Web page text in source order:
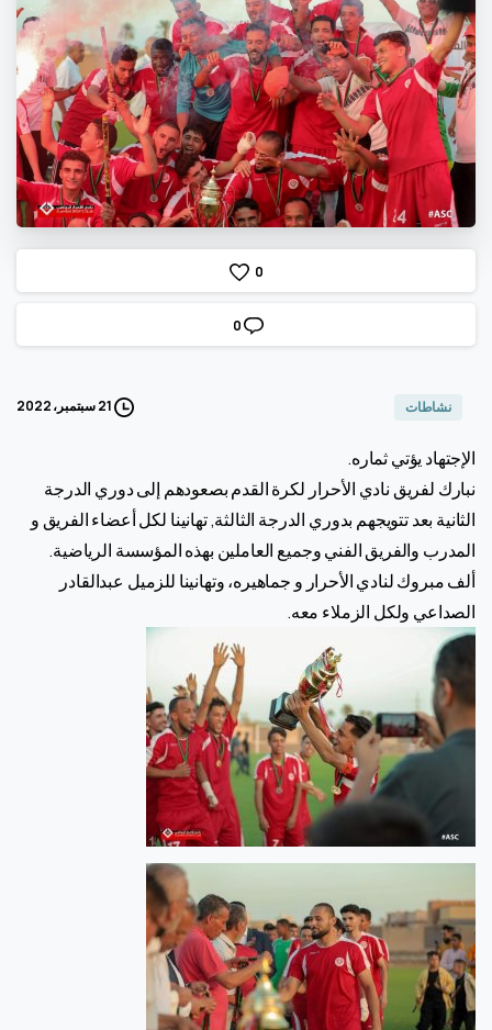
0
0
نشاطات 21 سبتمبر، 2022
الإجتهاد يؤتي ثماره.
نبارك لفريق نادي الأحرار لكرة القدم بصعودهم إلى دوري الدرجة
الثانية بعد تتويجهم بدوري الدرجة الثالثة, تهانينا لكل أعضاء الفريق و
المدرب والفريق الفني وجميع العاملين بهذه المؤسسة الرياضية.
ألف مبروك لنادي الأحرار و جماهيره، وتهانينا للزميل عبدالقادر
الصداعي ولكل الزملاء معه.